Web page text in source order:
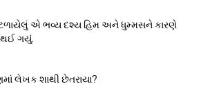
એ ભવ્ય દશ્ય હિમ અને ધુમ્મસને કારણે
ગયું.
લેખક શાથી છેતરાયા?